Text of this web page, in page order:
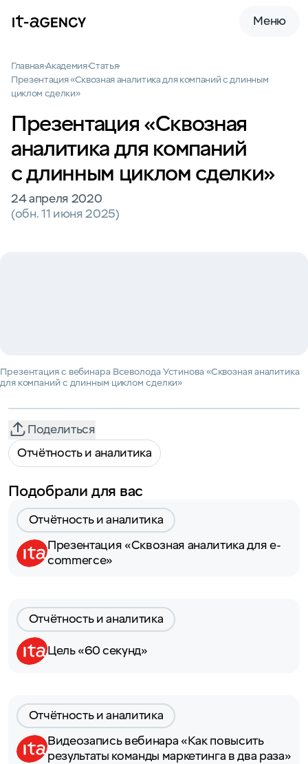
Меню
ГлавнаяАкадемияСтатья
Презентация «Сквозная аналитика для компаний с длинным
циклом сделки»
Презентация «Сквозная
аналитика для компаний
с длинным циклом сделки»
24 апреля 2020
(обн. 11 июня 2025)
Презентация с вебинара Всеволода Устинова «Сквозная аналитика
для компаний с длинным циклом сделки»
Поделиться
Отчётность и аналитика
Подобрали для вас
Отчётность и аналитика
Презентация «Сквозная аналитика для e-
commerce»
Отчётность и аналитика
Цель «60 секунд»
Отчётность и аналитика
Видеозапись вебинара «Как повысить
результаты команды маркетинга в два раза»